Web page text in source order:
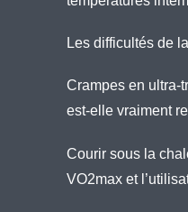
Les difficultés de
Crampes en ultra-
est-elle vraiment
Courir sous la
VO2max et